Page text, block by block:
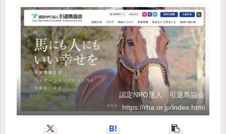
認定NPO法人 引退馬協会
https://rha.or.jp/index.html